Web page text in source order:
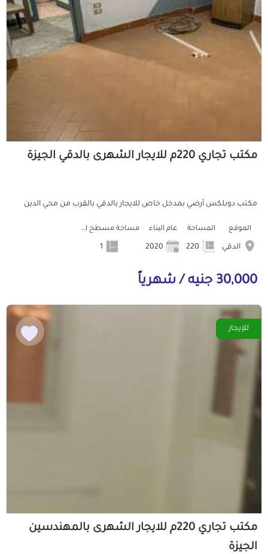
مكتب تجاري 220م للايجار الشهرى بالدقي الجيزة
مكتب دوبلكس أرضي بمدخل خاص للايجار بالدقي بالقرب من محي الدين
الموقع
الدقي
المساحة عام البناء مساحة مسطح البناء
30,000 جنيه / شهرياً
للإيجار
مكتب تجاري 220م للايجار الشهرى بالمهندسين
الجيزة